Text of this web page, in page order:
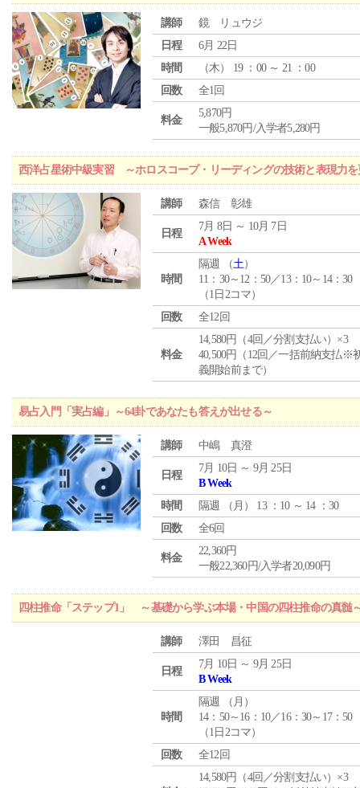
講師
鏡 リュウジ
日程
6月 22日
時間
（木） 19 ：00 ～ 21 ：00
回数
全1回
料金
5,870円
一般5,870円/入学者5,280円
西洋占星術中級実習 ～ホロスコープ・リーディングの技術と表現力
講師 森信 彰雄
日程
7月 8日 ～ 10月 7日
A Week
時間
隔週 （土）
11：30～12：50／13：10～14：30
（1日2コマ）
回数
全12回
料金
14,580円（4回／分割支払い）×3
40,500円（12回／一括前納支払※
義開始前まで）
易占入門「実占編」～64卦であなたも答えが出せる～
講師 中嶋 真澄
日程
7月 10日 ～ 9月 25日
B Week
時間
隔週 （ 月 ） 13 ：10 ～ 14 ：30
回数
全6回
料金
22,360円
一般22,360円/入学者20,090円
四柱推命「ステップ1」 ～基礎から学ぶ本場・中国の四柱推命の真髄
講師 澤田 昌征
日程
7月 10日 ～ 9月 25日
B Week
時間
隔週 （ 月 ）
14：50～16：10／16：30～17：50
（1日2コマ）
回数
全12回
14,580円（4回／分割支払い）×3